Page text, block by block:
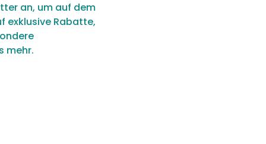
an, um auf dem
exklusive Rabatte,
mehr.